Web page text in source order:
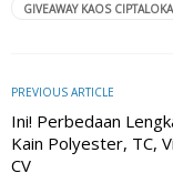
GIVEAWAY KAOS CIPTALOKA
PREVIOUS ARTICLE
Ini! Perbedaan
Kain Polyester, TC,
CV